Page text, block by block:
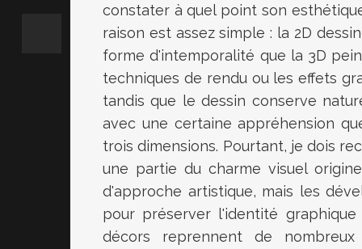
constater à quel point son
raison est assez simple : la 2D
forme d'intemporalité que la 3D
techniques de rendu ou les effets
tandis que le dessin conserve
avec une certaine appréhension
trois dimensions. Pourtant, je dois
une partie du charme visuel
d'approche artistique, mais les
pour préserver l'identité
décors reprennent de